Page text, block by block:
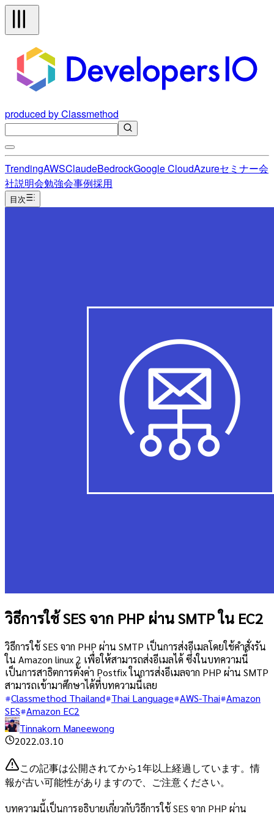
produced by Classmethod
TrendingAWSClaudeBedrockGoogle CloudAzureセミナー会
社説明会勉強会事例採用
目次
วิธีการใช้ SES จาก PHP ผ่าน SMTP ใน EC2
วิธีการใช้ SES จาก PHP ผ่าน SMTP เป็นการส่งอีเมลโดยใช้คำสั่งรัน
ใน Amazon linux 2 เพื่อให้สามารถส่งอีเมลได้ ซึ่งในบทความนี้
เป็นการสาธิตการตั้งค่า Postfix ในการส่งอีเมลจาก PHP ผ่าน SMTP
สามารถเข้ามาศึกษาได้ที่บทความนี้เลย
Classmethod Thailand Thai Language AWS-Thai Amazon
SES Amazon EC2
Tinnakorn Maneewong
2022.03.10
この記事は公開されてから1年以上経過しています。情
報が古い可能性がありますので、ご注意ください。
บทความนี้เป็นการอธิบายเกี่ยวกับวิธีการใช้ SES จาก PHP ผ่าน